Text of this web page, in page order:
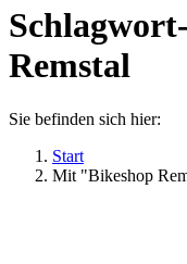
Remstal
Sie befinden sich hier:
Start
Mit "Bikeshop